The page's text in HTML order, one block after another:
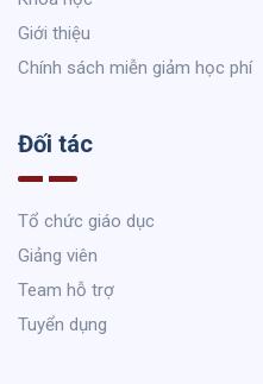
Giới thiệu
Chính sách miễn giảm học phí
Đối tác
Tổ chức giáo dục
Giảng viên
Team hỗ trợ
Tuyển dụng